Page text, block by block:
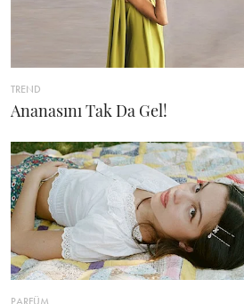
TREND
Ananasını Tak Da Gel!